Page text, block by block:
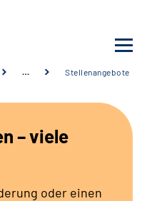
… Stellenangebote
– viele
oder einen